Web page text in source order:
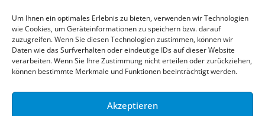
Um Ihnen ein optimales Erlebnis zu bieten, verwenden wir Technologien
wie Cookies, um Geräteinformationen zu speichern bzw. darauf
zuzugreifen. Wenn Sie diesen Technologien zustimmen, können wir
Daten wie das Surfverhalten oder eindeutige IDs auf dieser Website
verarbeiten. Wenn Sie Ihre Zustimmung nicht erteilen oder zurückziehen,
können bestimmte Merkmale und Funktionen beeinträchtigt werden.
Akzeptieren
Bewerben Frauenfeld
Stellenmeldung Frauenfeld
© 2026 Stellenpartner AG